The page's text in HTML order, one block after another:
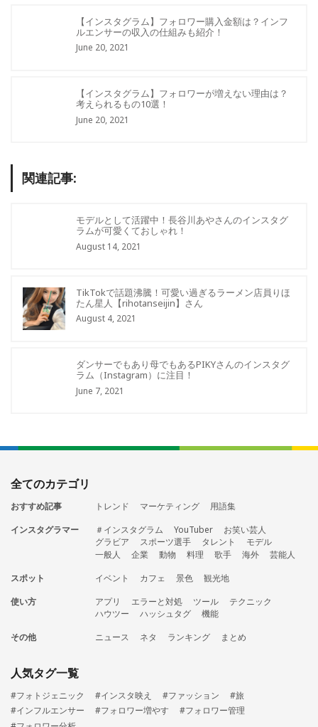
【インスタグラム】フォロワー購入金額は？インフ
ルエンサーの収入の仕組みも紹介！
June 20, 2021
【インスタグラム】フォロワーが増えない理由は？
考えられるもの10選！
June 20, 2021
関連記事:
モデルとして活躍中！長谷川あやさんのインスタグ
ラムが可愛くておしゃれ！
August 14, 2021
TikTokで話題沸騰！可愛い過ぎるラーメン店員りほ
たん星人【rihotanseijin】さん
August 4, 2021
ダンサーでもあり母でもあるPIKYさんのインスタグ
ラム（Instagram）に注目！
June 7, 2021
全てのカテゴリ
おすすめ記事 トレンド マーケティング
用語集
インスタグラマー
＃インスタグラム YouTuber
お笑い芸人
グラビア
スポーツ選手 タレント
モデル
一般人
企業 動物 料理 歌手 海外
芸能人
スポット
イベント カフェ 景色
観光地
使い方
アプリ エラーと対処 ツール
テクニック
ハウツー
ハッシュタグ
機能
その他
ニュース ネタ ランキング まとめ
人気タグ一覧
#フォトジェニック #インスタ映え #ファッション
#旅
#インフルエンサー
#フォロワー増やす
#フォロワー管理